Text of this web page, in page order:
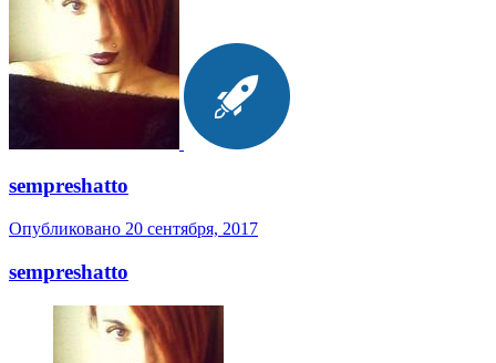
sempreshatto
Опубликовано 20 сентября, 2017
sempreshatto